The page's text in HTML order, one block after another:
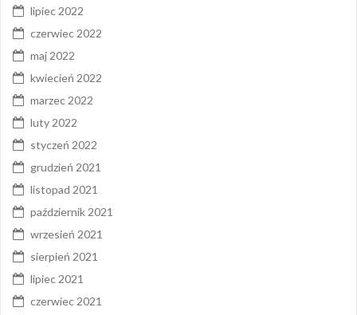
lipiec 2022
czerwiec 2022
maj 2022
kwiecień 2022
marzec 2022
luty 2022
styczeń 2022
grudzień 2021
listopad 2021
październik 2021
wrzesień 2021
sierpień 2021
lipiec 2021
czerwiec 2021